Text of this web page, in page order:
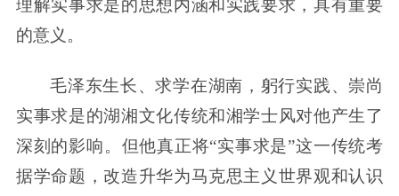
理解实事求是的思想内涵和实践要求，具有重要
的意义。
毛泽东生长、求学在湖南，躬行实践、崇尚
实事求是的湖湘文化传统和湘学士风对他产生了
深刻的影响。但他真正将“实事求是”这一传统考
据学命题，改造升华为马克思主义世界观和认识